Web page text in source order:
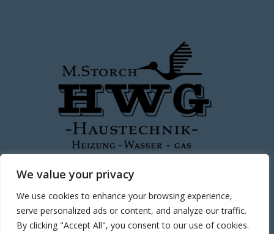
We value your privacy
We use cookies to enhance your browsing experience,
serve personalized ads or content, and analyze our traffic.
By clicking "Accept All", you consent to our use of cookies.